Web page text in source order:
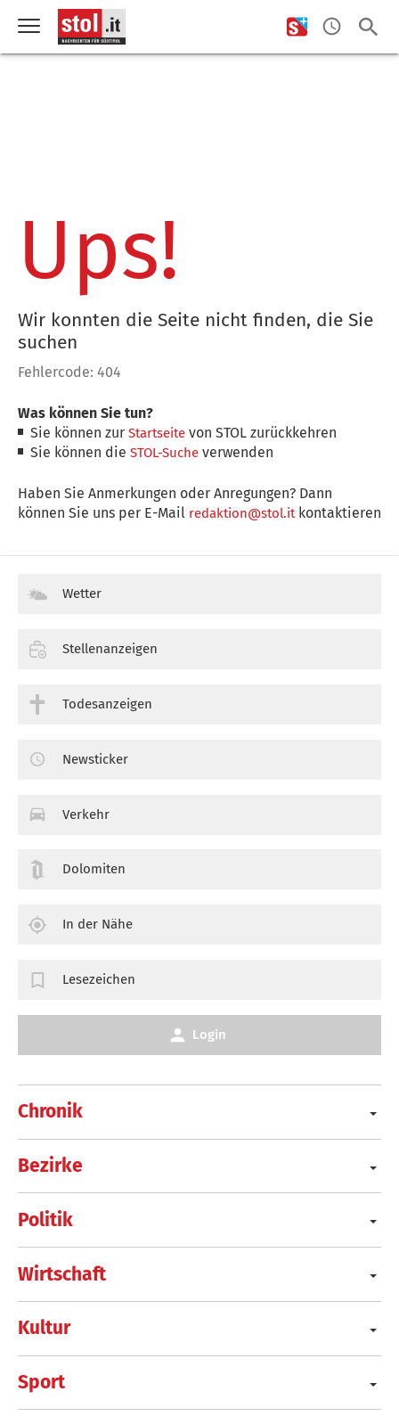
Ups!
Wir konnten die Seite nicht finden, die Sie
suchen
Fehlercode: 404
Was können Sie tun?
Sie können zurStartseite von STOL zurückkehren
Sie können dieSTOL-Suche verwenden
Haben Sie Anmerkungen oder Anregungen? Dann
können Sie uns per E-Mail redaktion@stol.itkontaktieren
Chronik
Bezirke
Politik
Wirtschaft
Kultur
Sport
Wetter
Stellenanzeigen
Todesanzeigen
Newsticker
Verkehr
Dolomiten
In der Nähe
Lesezeichen
Login